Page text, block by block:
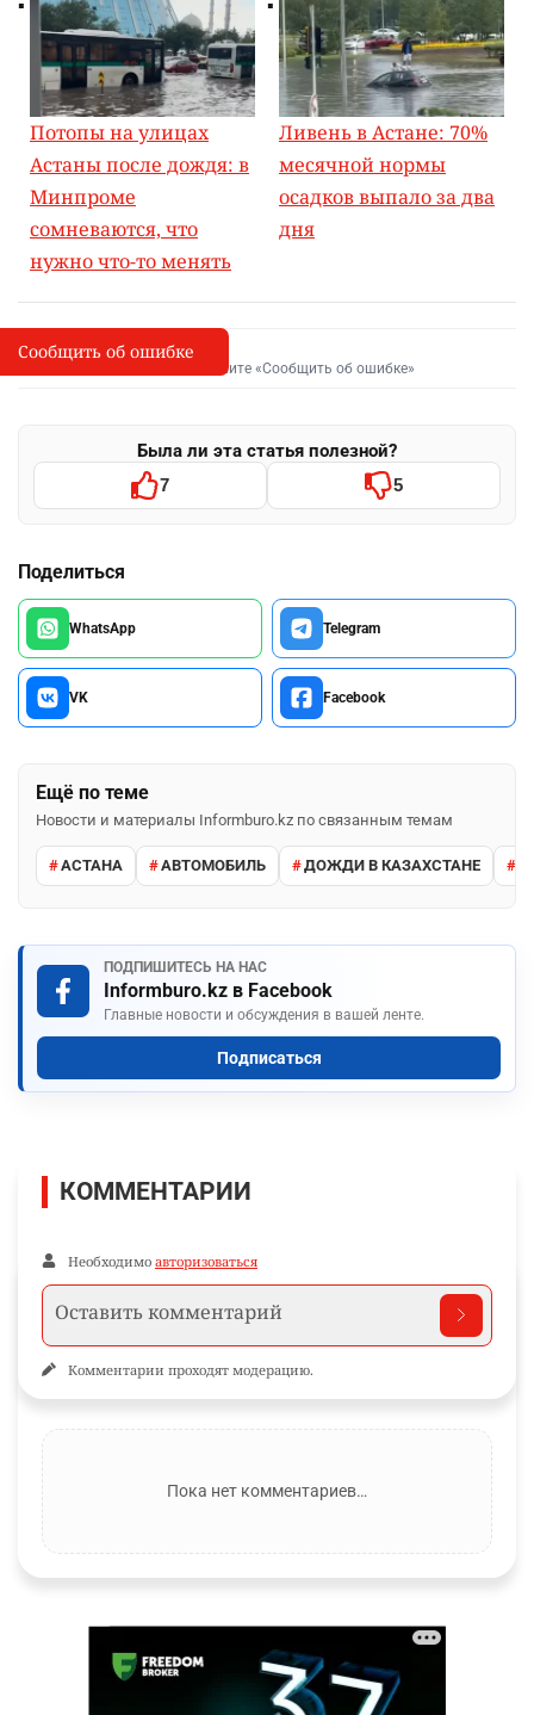
Потопы на улицах
Астаны после дождя: в
Минпроме
сомневаются, что
нужно что-то менять
Ливень в Астане: 70%
месячной нормы
осадков выпало за два
дня
I
Сообщить об опечатке
Выделите фрагмент и нажмите «Сообщить об ошибке»
Была ли эта статья полезной?
7 5
Поделиться
WhatsApp Telegram
VK Facebook
Ещё по теме
Новости и материалы Informburo.kz по связанным темам
АСТАНА АВТОМОБИЛЬ ДОЖДИ В КАЗАХСТАНЕ
ПОДПИШИТЕСЬ НА НАС
Informburo.kz в Facebook
Главные новости и обсуждения в вашей ленте.
Подписаться
Сообщить об ошибке
КОММЕНТАРИИ
Необходимо авторизоваться
Комментарии проходят модерацию.
Пока нет комментариев…